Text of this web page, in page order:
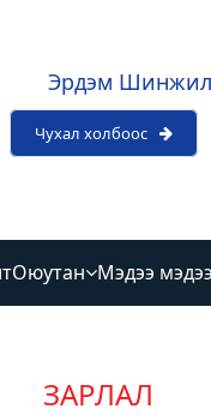
Эрдэм
Чухал холбоос
Оюутан Мэдээ
ЗАРЛАЛ